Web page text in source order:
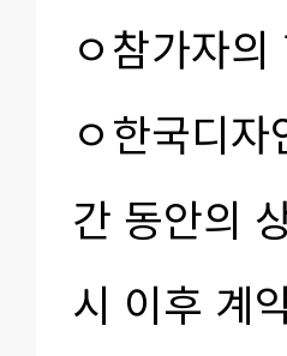
ㅇ참가자
ㅇ한국디
간 동안의
시 이후 계